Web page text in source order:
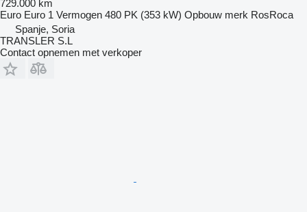
729.000 km
Euro Euro 1 Vermogen 480 PK (353 kW) Opbouw merk RosRoca
Spanje, Soria
TRANSLER S.L
Contact opnemen met verkoper